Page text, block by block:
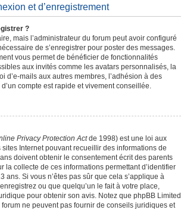
et d’enregistrement
?
mais l’administrateur du forum peut avoir configuré
de s’enregistrer pour poster des messages.
vous permet de bénéficier de fonctionnalités
aux invités comme les avatars personnalisés, la
d’e-mails aux autres membres, l’adhésion à des
compte est rapide et vivement conseillée.
Privacy Protection Actde 1998) est une loi aux
sites Internet pouvant recueillir des informations de
doivent obtenir le consentement écrit des parents
la collecte de ces informations permettant d’identifier
ans. Si vous n’êtes pas sûr que cela s’applique à
ou que quelqu’un le fait à votre place,
pour obtenir son avis. Notez que phpBB Limited
ne peuvent pas fournir de conseils juridiques et